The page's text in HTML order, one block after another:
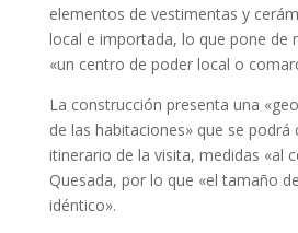
elementos de vestimentas y
local e importada, lo que pone de
«un centro de poder local o
La construcción presenta una
de las habitaciones» que se podrá
itinerario de la visita, medidas «al
Quesada, por lo que «el tamaño
idéntico».